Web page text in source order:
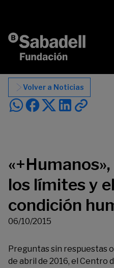
Volver a Noticias
los límites y
condición
06/10/2015
Preguntas sin respuestas
de abril de 2016, el Centro